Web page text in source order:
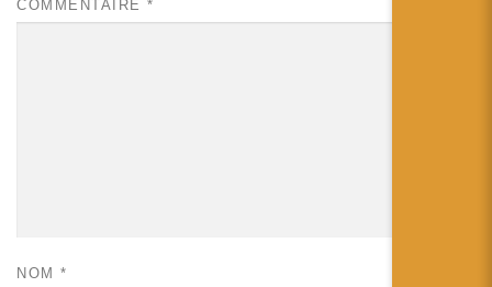
COMMENTAIRE *
NOM *